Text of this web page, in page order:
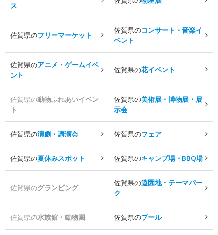
ス
佐賀県のフリーマーケット
佐賀県のコンサート・音楽イ
ベント
佐賀県のアニメ・ゲームイベ
ント
佐賀県の花イベント
佐賀県の動物ふれあいイベン
ト
佐賀県の美術展・博物展・展
示会
佐賀県の演劇・講演会 佐賀県のフェア
佐賀県の夏休みスポット 佐賀県のキャンプ場・BBQ場
佐賀県のグランピング
佐賀県の遊園地・テーマパー
ク
佐賀県の水族館・動物園 佐賀県のプール